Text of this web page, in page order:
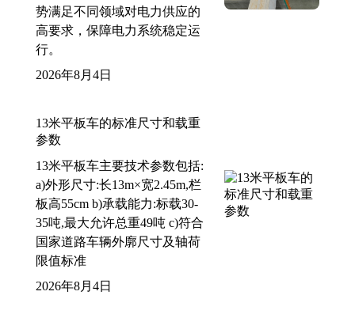
势满足不同领域对电力供应的
高要求，保障电力系统稳定运
行。
2026年8月4日
13米平板车的标准尺寸和载重
参数
13米平板车主要技术参数包括:
a)外形尺寸:长13m×宽2.45m,栏
板高55cm b)承载能力:标载30-
35吨,最大允许总重49吨 c)符合
国家道路车辆外廓尺寸及轴荷
限值标准
2026年8月4日